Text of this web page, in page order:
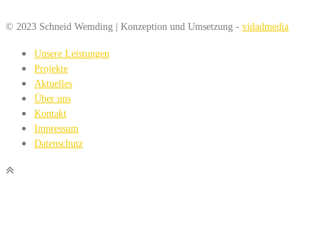
© 2023 Schneid Wemding | Konzeption und Umsetzung - vidadmedia
Unsere Leistungen
Projekte
Aktuelles
Über uns
Kontakt
Impressum
Datenschutz